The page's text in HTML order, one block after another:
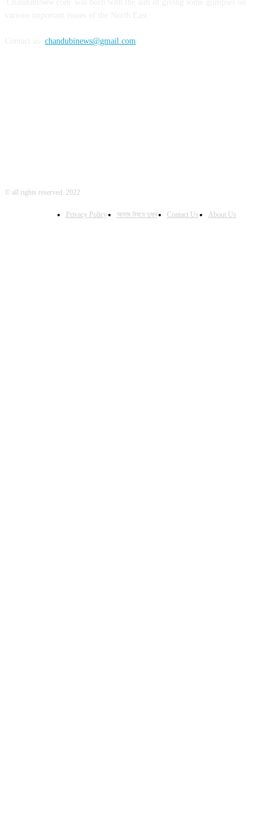
chandubinews@gmail.com
© all rights reserved. 2022
Privacy Policy আমাৰ বিষয়ে দুষাৰ Contact Us About Us